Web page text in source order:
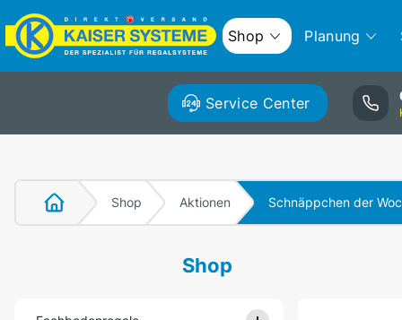
Shop Planung
Service Center
Shop Aktionen Schnäppchen der
Shop